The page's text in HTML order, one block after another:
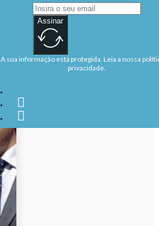
Assinar
A sua informação está protegida. Leia a nossa
privacidade.